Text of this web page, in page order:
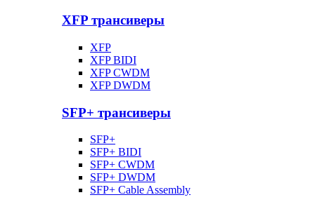
XFP трансиверы
XFP
XFP BIDI
XFP CWDM
XFP DWDM
SFP+ трансиверы
SFP+
SFP+ BIDI
SFP+ CWDM
SFP+ DWDM
SFP+ Cable Assembly